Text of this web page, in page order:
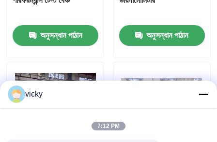
খবর
মামলা
টর্ক ডায়নামিটার
অনুসন্ধান পাঠান অনুসন্ধান পাঠান
vicky
7:12 PM